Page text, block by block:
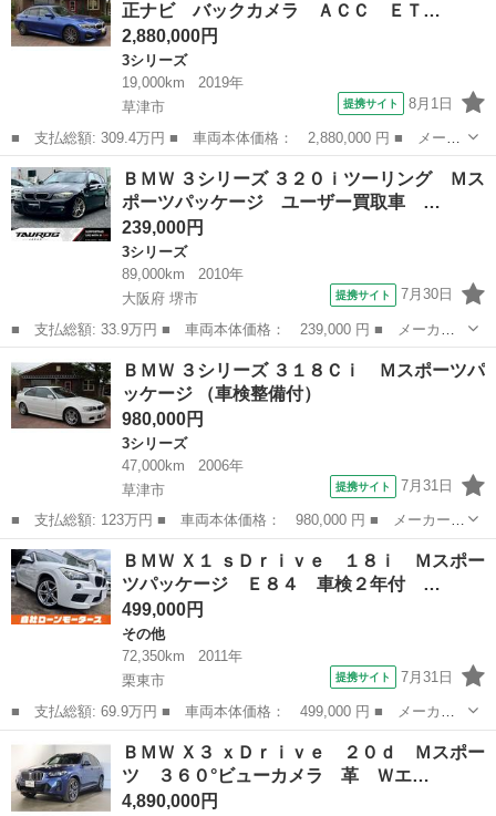
ｅナビ／ハ...
正ナビ バックカメラ ＡＣＣ ＥＴ…
2,880,000円
3シリーズ
19,000km
2019年
草津市
提携サイト 8月1日
■ 支払総額: 309.4万円 ■ 車両本体価格： 2,880,000 円 ■ メーカ
ー名： ＢＭＷ ■ 車種名： ３シリーズ ■ グレード名： ３２０
ｉ Ｍスポーツ 純正ナビ バックカメラ ＡＣＣ ＥＴＣ ＬＥＤ
ライト ...
滋賀 草津市
ＢＭＷ ３シリーズ ３２０ｉツーリング Ｍス
ポーツパッケージ ユーザー買取車 …
239,000円
3シリーズ
89,000km
2010年
大阪府 堺市
提携サイト 7月30日
■ 支払総額: 33.9万円 ■ 車両本体価格： 239,000 円 ■ メーカー
名： ＢＭＷ ■ 車種名： ３シリーズ ■ グレード名： ３２０ｉ
ツーリング Ｍスポーツパッケージ ユーザー買取車 車検令和８年
１２月 ナビ...
大阪 堺市
ＢＭＷ ３シリーズ ３１８Ｃｉ Ｍスポーツパ
ッケージ （車検整備付）
980,000円
3シリーズ
47,000km
2006年
草津市
提携サイト 7月31日
■ 支払総額: 123万円 ■ 車両本体価格： 980,000 円 ■ メーカー
名： ＢＭＷ ■ 車種名： ３シリーズ ■ グレード名： ３１８Ｃ
ｉ Ｍスポーツパッケージ ■ 排気量： 2000cc ■ ドア枚数： 2D
...
滋賀 草津市 3シリーズ
ＢＭＷ Ｘ１ ｓＤｒｉｖｅ １８ｉ Ｍスポー
ツパッケージ Ｅ８４ 車検２年付 …
499,000円
その他
72,350km
2011年
栗東市
提携サイト 7月31日
■ 支払総額: 69.9万円 ■ 車両本体価格： 499,000 円 ■ メーカー
名： ＢＭＷ ■ 車種名： Ｘ１ ■ グレード名： ｓＤｒｉｖｅ
１８ｉ Ｍスポーツパッケージ Ｅ８４ 車検２年付 ２０００ｃｃ
ターボ 無修...
滋賀
ＢＭＷ Ｘ３ ｘＤｒｉｖｅ ２０ｄ Ｍスポー
ツ ３６０°ビューカメラ 革 Ｗエ…
4,890,000円